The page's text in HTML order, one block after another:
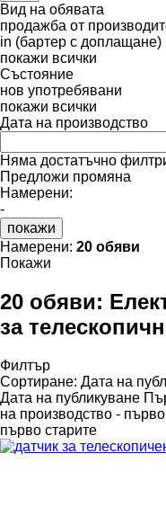
Вид на обявата
продажба от
in (бартер с доплащане)
покажи всички
Състояние
нов употребявани
покажи всички
Дата на производство
Няма достатъчно
Предложи промяна
Намерени:
-
покажи
Намерени: 20 обяви
Покажи
20 обяви:
за
Филтър
Сортиране: Дата на
Дата на публикуване
на производство -
първо старите